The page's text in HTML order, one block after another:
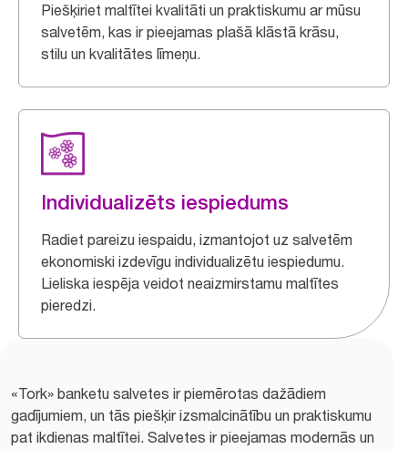
Piešķiriet maltītei kvalitāti un praktiskumu ar mūsu
salvetēm, kas ir pieejamas plašā klāstā krāsu,
stilu un kvalitātes līmeņu.
Individualizēts iespiedums
Radiet pareizu iespaidu, izmantojot uz salvetēm
ekonomiski izdevīgu individualizētu iespiedumu.
Lieliska iespēja veidot neaizmirstamu maltītes
pieredzi.
«Tork» banketu salvetes ir piemērotas dažādiem
gadījumiem, un tās piešķir izsmalcinātību un praktiskumu
pat ikdienas maltītei. Salvetes ir pieejamas modernās un